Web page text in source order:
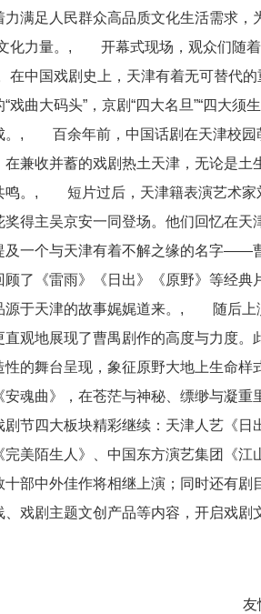
力满足人民群众高品质文化生活需求，
化力量。, 开幕式现场，观众们随着
在中国戏剧史上，天津有着无可替代
“戏曲大码头”，京剧“四大名旦”“四大
。, 百余年前，中国话剧在天津校园
在兼收并蓄的戏剧热土天津，无论是土
鸣。, 短片过后，天津籍表演艺术家
奖得主吴京安一同登场。他们回忆在天
及一个与天津有着不解之缘的名字——
顾了《雷雨》《日出》《原野》等经
源于天津的故事娓娓道来。, 随后上
直观地展现了曹禺剧作的高度与力度。
性的舞台呈现，象征原野大地上生命样
安魂曲》，在苍茫与神秘、缥缈与凝
剧节四大板块精彩继续：天津人艺《日
完美陌生人》、中国东方演艺集团《江
十部中外佳作将相继上演；同时还有
、戏剧主题文创产品等内容，开启戏剧
友